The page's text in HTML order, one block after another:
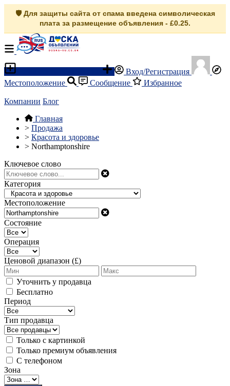
🛡️ Для защиты сайта от спама введена символическая
плата за размещение объявления - £0.25.
Вход/Регистрация
Местоположение
Сообщение Избранное
Компании Блог
Главная
> Продажа
> Красота и здоровье
> Northamptonshire
Ключевое слово
Категория
Местоположение
Состояние
Операция
Ценовой диапазон (£)
Уточнить у продавца
Бесплатно
Период
Тип продавца
Только с картинкой
Только премиум объявления
С телефоном
Зона